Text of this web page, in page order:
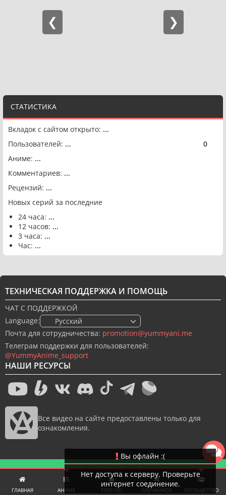
ГЛАВНАЯ АНИМЕ ТОП-100 СЛУЧАЙНОЕ СООБЩЕСТВО
СТАТИСТИКА
Вкладок с сайтом открыто: ...
Пользователей: ... 0
Аниме: ...
Комментариев: ...
Рецензий: ...
Новых серий за последние
24 часа: ...
12 часов: ...
3 часа: ...
Час: ...
НАШИ РЕСУРСЫ
Все видео на сайте предоставлены только для
ознакомления.
ТЕХНИЧЕСКАЯ ПОДДЕРЖКА И ПОМОЩЬ
ЧАТ С ПОДДЕРЖКОЙ
Language:
🇷🇺 Русский
Почта для сотрудничества: promotion@yummyani.me
Телеграм поддержки для пользователей:
@YummyAnime_support
Новый дизайн сайта
© 2022-2026 YummyAnime.Все права защищены.
Вы офлайн :(
Нет доступа к серверу. Проверьте
интернет соединение.